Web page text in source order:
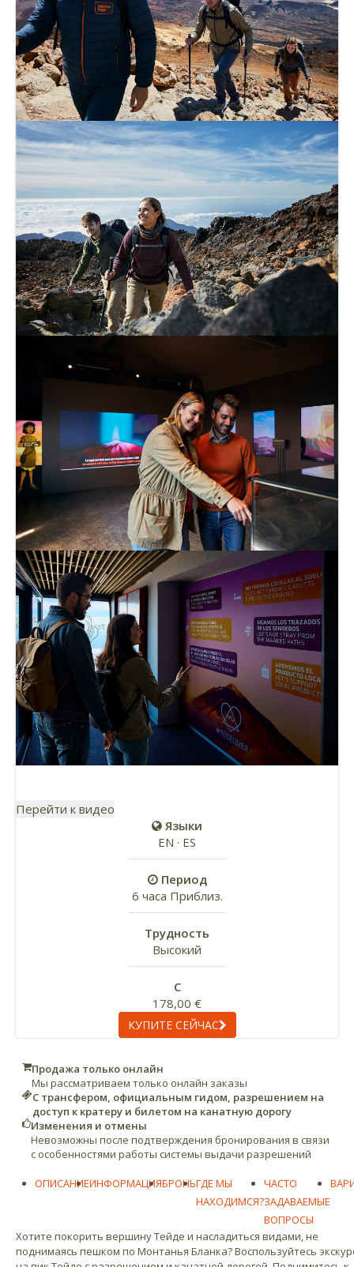
Перейти к видео
Языки
EN · ES
Период
6 часа Приблиз.
Трудность
Высокий
С
178,00 €
КУПИТЕ СЕЙЧАС
Продажа только онлайн
Мы рассматриваем только онлайн заказы
С трансфером, официальным гидом, разрешением на
доступ к кратеру и билетом на канатную дорогу
Изменения и отмены
Невозможны после подтверждения бронирования в связи
с особенностями работы системы выдачи разрешений
ОПИСАНИЕИНФОРМАЦИЯБРОНЬГДЕ МЫ
НАХОДИМСЯ?
ЧАСТО
ЗАДАВАЕМЫЕ
ВОПРОСЫ
Хотите покорить вершину Тейде и насладиться видами, не
поднимаясь пешком по Монтанья Бланка? Воспользуйтесь